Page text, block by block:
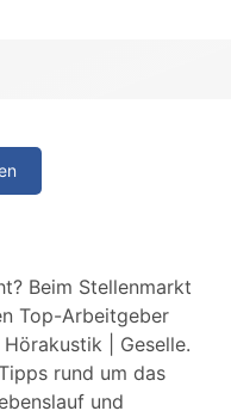
Beim Stellenmarkt
Top-Arbeitgeber
| Geselle.
rund um das
und